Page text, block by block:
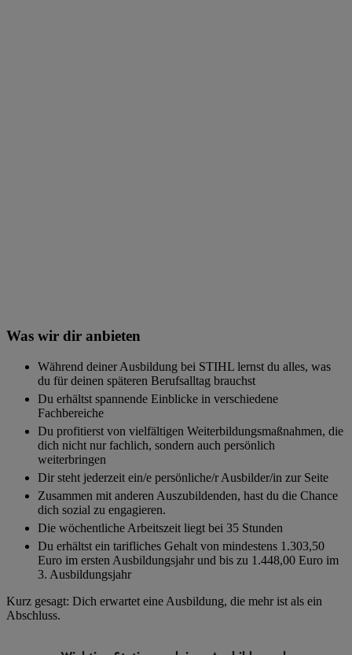
Was wir dir anbieten
Während deiner Ausbildung bei STIHL lernst du alles, was
du für deinen späteren Berufsalltag brauchst
Du erhältst spannende Einblicke in verschiedene
Fachbereiche
Du profitierst von vielfältigen Weiterbildungsmaßnahmen, die
dich nicht nur fachlich, sondern auch persönlich
weiterbringen
Dir steht jederzeit ein/e persönliche/r Ausbilder/in zur Seite
Zusammen mit anderen Auszubildenden, hast du die Chance
dich sozial zu engagieren.
Die wöchentliche Arbeitszeit liegt bei 35 Stunden
Du erhältst ein tarifliches Gehalt von mindestens 1.303,50
Euro im ersten Ausbildungsjahr und bis zu 1.448,00 Euro im
3. Ausbildungsjahr
Kurz gesagt: Dich erwartet eine Ausbildung, die mehr ist als ein
Abschluss.